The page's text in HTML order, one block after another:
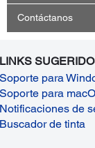
Contáctanos
LINKS
Soporte para
Soporte para
Notificaciones de
Buscador de tinta